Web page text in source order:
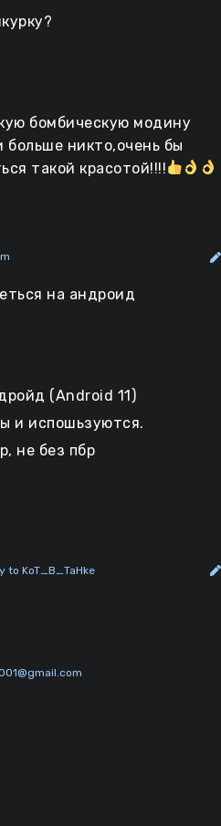
бомбическую модину
больше никто,очень бы
такой красотой!!!!
на андроид
(Android 11)
и испошьзуются.
не без пбр
to KoT_B_TaHke